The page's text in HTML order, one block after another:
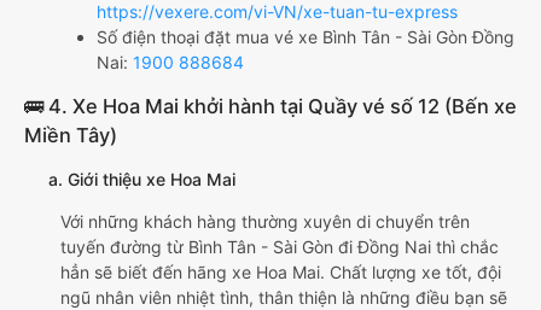
https://vexere.com/vi-VN/xe-tuan-tu-express
Số điện thoại đặt mua vé xe Bình Tân - Sài Gòn Đồng
Nai: 1900 888684
🚌 4. Xe Hoa Mai khởi hành tại Quầy vé số 12 (Bến xe
Miền Tây)
a. Giới thiệu xe Hoa Mai
Với những khách hàng thường xuyên di chuyển trên
tuyến đường từ Bình Tân - Sài Gòn đi Đồng Nai thì chắc
hẳn sẽ biết đến hãng xe Hoa Mai. Chất lượng xe tốt, đội
ngũ nhân viên nhiệt tình, thân thiện là những điều bạn sẽ